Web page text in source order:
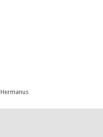
Hermanus